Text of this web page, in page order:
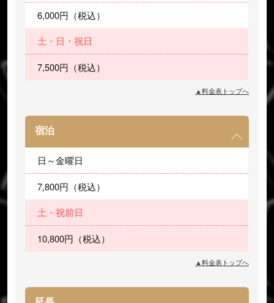
6,000円（税込）
土・日・祝日
7,500円（税込）
▲料金表トップへ
宿泊
日～金曜日
7,800円（税込）
土・祝前日
10,800円（税込）
▲料金表トップへ